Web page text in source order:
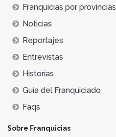
Franquicias por provincias
Noticias
Reportajes
Entrevistas
Historias
Guía del Franquiciado
Faqs
Sobre Franquicias